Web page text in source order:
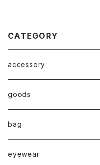
CATEGORY
accessory
◇ZERO series◇
◇enclosure series◇(封入)
◇puchipuchi series◇
goods
broach
i phone case
bag
eyewear